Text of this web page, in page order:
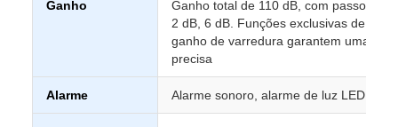
Ganho
Ganho total de 110 dB, com passos
2 dB, 6 dB. Funções exclusivas de
ganho de varredura garantem uma
precisa
Alarme Alarme sonoro, alarme de luz LED,